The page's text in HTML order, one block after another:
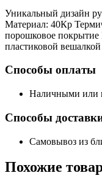
Уникальный дизайн
Материал: 40Кр
порошковое
пластиковой вешалкой
Способы оплаты
Наличными или
Способы
Самовывоз из
Похожие